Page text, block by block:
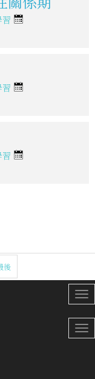
後